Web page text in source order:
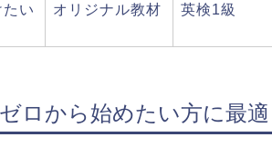
い
オリジナル教材 英検1級
ロから始めたい方に最適